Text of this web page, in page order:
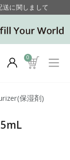
送に関しまして
アップデー”
0
保湿剤)